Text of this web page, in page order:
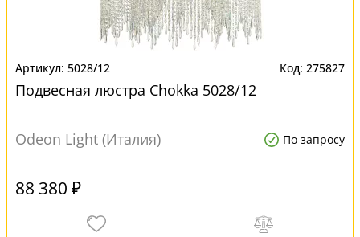
5028/12 275827
Подвесная люстра Chokka 5028/12
Odeon Light (Италия) По запросу
88 380 ₽